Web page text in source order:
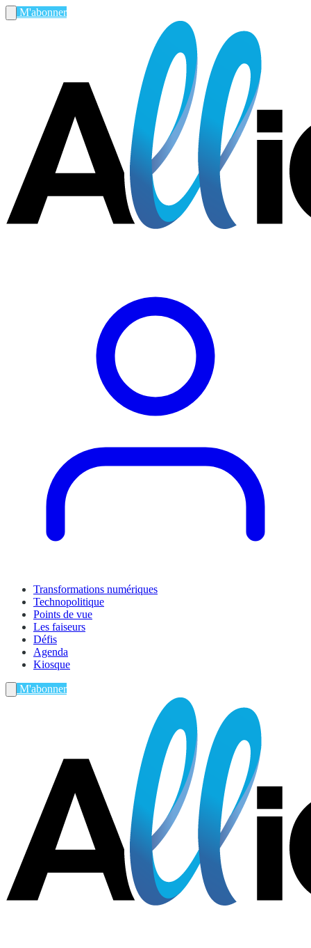
M'abonner
Transformations numériques
Technopolitique
Points de vue
Les faiseurs
Défis
Agenda
Kiosque
M'abonner